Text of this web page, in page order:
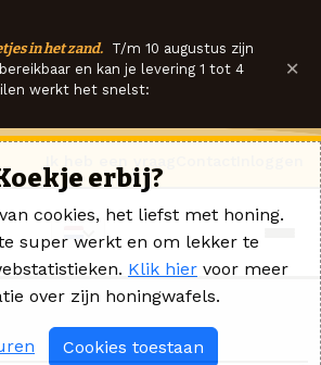
in het zand. T/m 10 augustus zijn
en kan je levering 1 tot 4
werkt het snelst:
×
erbij?
cookies, het liefst met honing.
super werkt en om lekker te
Klik hier voor meer
over zijn honingwafels.
Cookies toestaan